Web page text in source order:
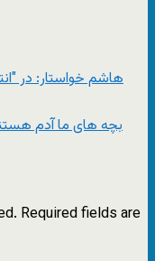
هاشم خواستار: در
بچه های ما آدم
Required fields are